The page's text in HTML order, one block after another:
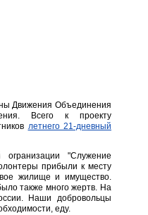
Движения Объединения
Всего к проекту
летнего 21-дневный
"Служение
прибыли к месту
жилище и имущество.
также много жертв. На
Наши добровольцы
еду.